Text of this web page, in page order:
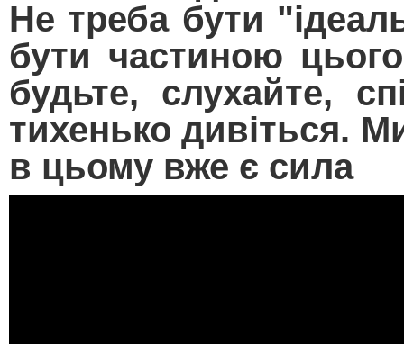
Не треба бути
бути частиною
будьте, слухайте,
тихенько дивіться.
в цьому вже є сила